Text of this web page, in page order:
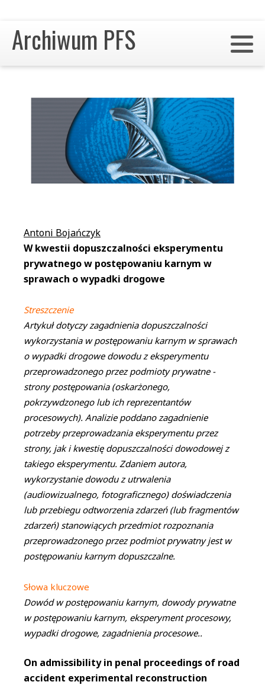
Archiwum PFS
Antoni Bojańczyk
W kwestii dopuszczalności eksperymentu
prywatnego w postępowaniu karnym w
sprawach o wypadki drogowe
Streszczenie
Artykuł dotyczy zagadnienia dopuszczalności
wykorzystania w postępowaniu karnym w sprawach
o wypadki drogowe dowodu z eksperymentu
przeprowadzonego przez podmioty prywatne -
strony postępowania (oskarżonego,
pokrzywdzonego lub ich reprezentantów
procesowych). Analizie poddano zagadnienie
potrzeby przeprowadzania eksperymentu przez
strony, jak i kwestię dopuszczalności dowodowej z
takiego eksperymentu. Zdaniem autora,
wykorzystanie dowodu z utrwalenia
(audiowizualnego, fotograficznego) doświadczenia
lub przebiegu odtworzenia zdarzeń (lub fragmentów
zdarzeń) stanowiących przedmiot rozpoznania
przeprowadzonego przez podmiot prywatny jest w
postępowaniu karnym dopuszczalne.
Słowa kluczowe
Dowód w postępowaniu karnym, dowody prywatne
w postępowaniu karnym, eksperyment procesowy,
wypadki drogowe, zagadnienia procesowe..
On admissibility in penal proceedings of road
accident experimental reconstruction